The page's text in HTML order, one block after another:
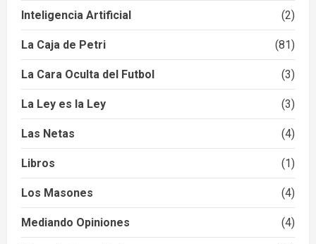
Inteligencia Artificial (2)
La Caja de Petri (81)
La Cara Oculta del Futbol (3)
La Ley es la Ley (3)
Las Netas (4)
Libros (1)
Los Masones (4)
Mediando Opiniones (4)